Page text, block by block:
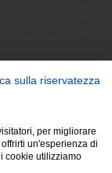
sulla riservatezza
per migliorare
un'esperienza di
cookie utilizziamo